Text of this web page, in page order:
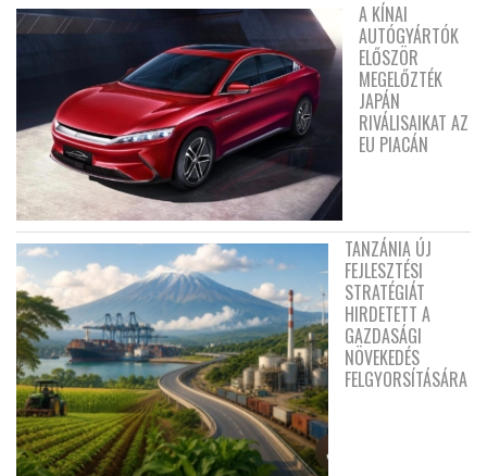
A KÍNAI
AUTÓGYÁRTÓK
ELŐSZÖR
MEGELŐZTÉK
JAPÁN
RIVÁLISAIKAT AZ
EU PIACÁN
TANZÁNIA ÚJ
FEJLESZTÉSI
STRATÉGIÁT
HIRDETETT A
GAZDASÁGI
NÖVEKEDÉS
FELGYORSÍTÁSÁRA